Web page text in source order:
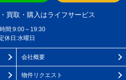
買取・購入はライフサービス
間:9:00～19:30
休日:水曜日
会社概要
物件リクエスト